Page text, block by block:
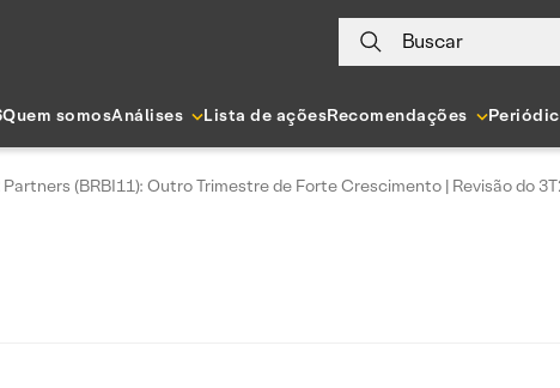
Buscar
Quem somosAnálises Lista de açõesRecomendações
Partners (BRBI11): Outro Trimestre de Forte Crescimento | Revisão do